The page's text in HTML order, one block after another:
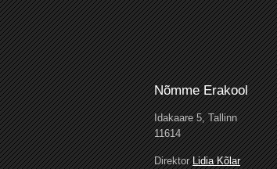
Nõmme Erakool
Idakaare 5, Tallinn
11614
DirektorLidia Kõlar